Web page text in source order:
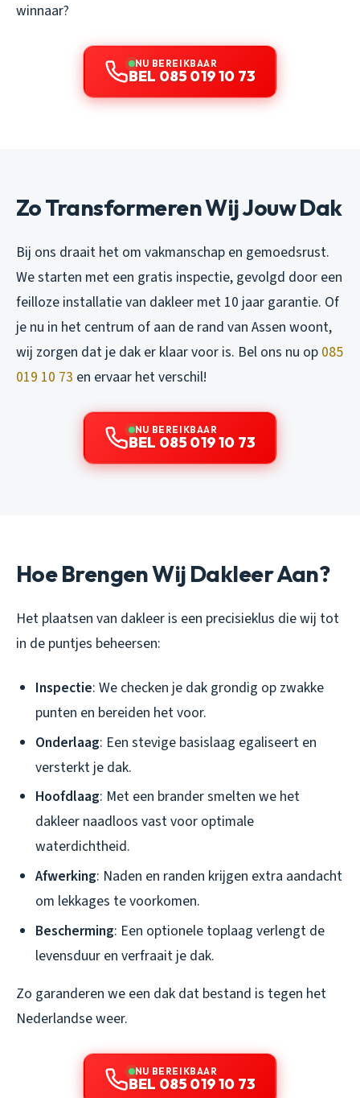
winnaar?
NU BEREIKBAAR
BEL 085 019 10 73
Zo Transformeren Wij Jouw Dak
Bij ons draait het om vakmanschap en gemoedsrust.
We starten met een gratis inspectie, gevolgd door een
feilloze installatie van dakleer met 10 jaar garantie. Of
je nu in het centrum of aan de rand van Assen woont,
wij zorgen dat je dak er klaar voor is. Bel ons nu op 085
019 10 73 en ervaar het verschil!
NU BEREIKBAAR
BEL 085 019 10 73
Hoe Brengen Wij Dakleer Aan?
Het plaatsen van dakleer is een precisieklus die wij tot
in de puntjes beheersen:
Inspectie: We checken je dak grondig op zwakke
punten en bereiden het voor.
Onderlaag: Een stevige basislaag egaliseert en
versterkt je dak.
Hoofdlaag: Met een brander smelten we het
dakleer naadloos vast voor optimale
waterdichtheid.
Afwerking: Naden en randen krijgen extra aandacht
om lekkages te voorkomen.
Bescherming: Een optionele toplaag verlengt de
levensduur en verfraait je dak.
Zo garanderen we een dak dat bestand is tegen het
Nederlandse weer.
NU BEREIKBAAR
BEL 085 019 10 73